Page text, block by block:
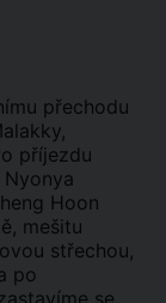
přechodu
příjezdu
Hoon
mešitu
střechou,
po
se,